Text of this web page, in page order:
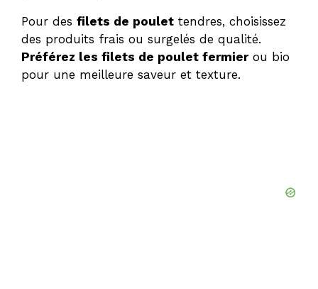
Pour des filets de poulet tendres, choisissez
des produits frais ou surgelés de qualité.
Préférez les filets de poulet fermierou bio
pour une meilleure saveur et texture.